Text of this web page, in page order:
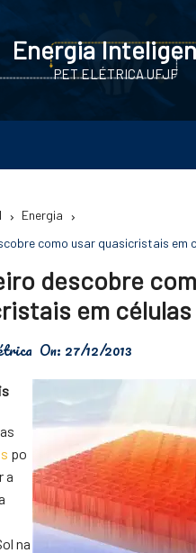
Energia
PET ELÉTRICA UFJF
Energia
como usar quasicristais em
descobre
em
On: 27/12/2013
po
a
na